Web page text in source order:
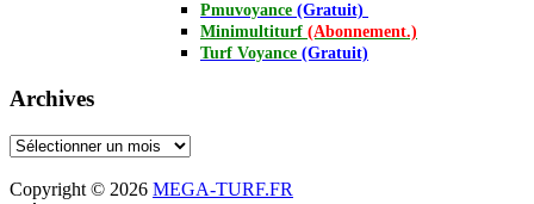
Pmuvoyance (Gratuit)
Minimultiturf (Abonnement.)
Turf Voyance (Gratuit)
Archives
Archives
Copyright © 2026 MEGA-TURF.FR